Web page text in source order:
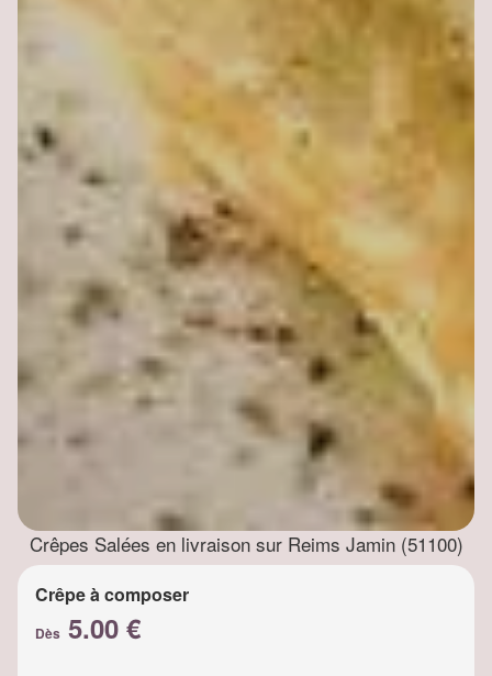
Crêpes Salées en livraison sur Reims Jamin (51100)
Crêpe à composer
Dès 5.00 €